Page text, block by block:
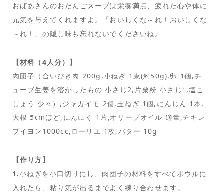
おばあさんのおだんごスープは栄養満点、疲れた心や体に
元気を与えてくれますよ。「おいしくな～れ！おいしくな
～れ！」の隠し味も忘れないでくださいね。
【材料（4人分）】
肉団子（合いびき肉 200g,小ねぎ 1束(約50g),卵 1個,チ
ューブ生姜を溶かしたもの 小さじ2,片栗粉 小さじ1,塩こ
しょう 少々）,ジャガイモ 2個,玉ねぎ 1個,にんじん 1本,
大根 5cmほど,にんにく 1片,オリーブオイル 適量,チキン
ブイヨン1000cc,ローリエ 1枚,バター 10g
【作り方】
1.小ねぎを小口切りにし、肉団子の材料をすべてボウルに
入れたら、粘り気が出るまでよく練り合わせます。